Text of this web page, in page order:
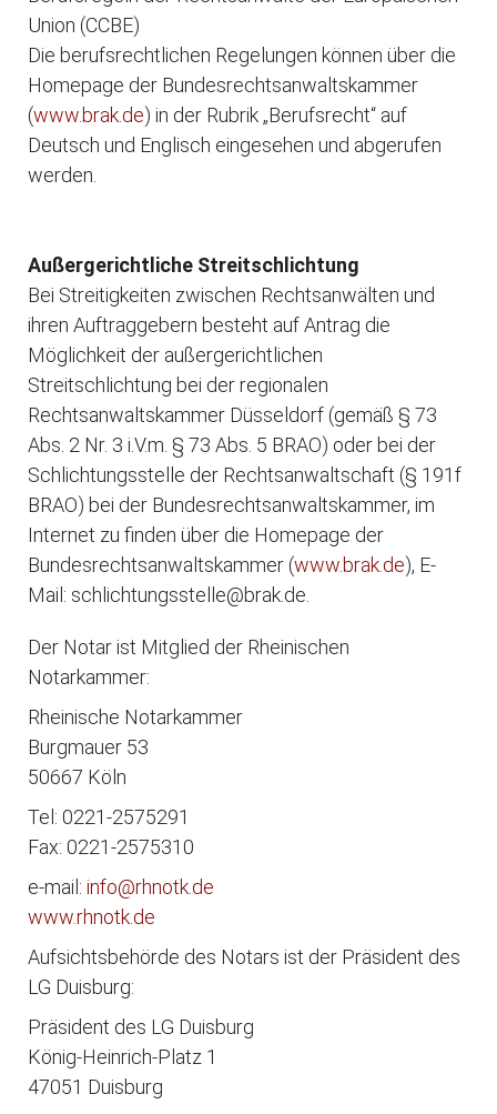
Union (CCBE)
Die berufsrechtlichen Regelungen können über die
Homepage der Bundesrechtsanwaltskammer
(www.brak.de) in der Rubrik „Berufsrecht“ auf
Deutsch und Englisch eingesehen und abgerufen
werden.
Außergerichtliche Streitschlichtung
Bei Streitigkeiten zwischen Rechtsanwälten und
ihren Auftraggebern besteht auf Antrag die
Möglichkeit der außergerichtlichen
Streitschlichtung bei der regionalen
Rechtsanwaltskammer Düsseldorf (gemäß § 73
Abs. 2 Nr. 3 i.V.m. § 73 Abs. 5 BRAO) oder bei der
Schlichtungsstelle der Rechtsanwaltschaft (§ 191f
BRAO) bei der Bundesrechtsanwaltskammer, im
Internet zu finden über die Homepage der
Bundesrechtsanwaltskammer (www.brak.de), E-
Mail: schlichtungsstelle@brak.de.
Der Notar ist Mitglied der Rheinischen
Notarkammer:
Rheinische Notarkammer
Burgmauer 53
50667 Köln
Tel: 0221-2575291
Fax: 0221-2575310
e-mail: info@rhnotk.de
www.rhnotk.de
Aufsichtsbehörde des Notars ist der Präsident des
LG Duisburg:
Präsident des LG Duisburg
König-Heinrich-Platz 1
47051 Duisburg